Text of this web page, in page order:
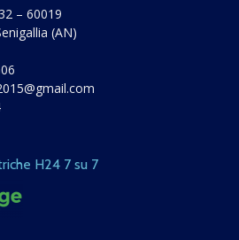
– 60019
(AN)
H24 7 su 7